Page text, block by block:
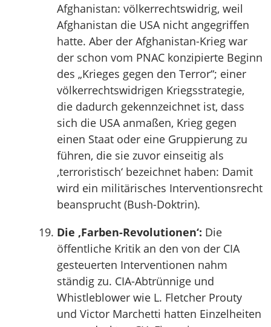
Afghanistan: völkerrechtswidrig, weil
Afghanistan die USA nicht angegriffen
hatte. Aber der Afghanistan-Krieg war
der schon vom PNAC konzipierte Beginn
des „Krieges gegen den Terror“; einer
völkerrechtswidrigen Kriegsstrategie,
die dadurch gekennzeichnet ist, dass
sich die USA anmaßen, Krieg gegen
einen Staat oder eine Gruppierung zu
führen, die sie zuvor einseitig als
‚terroristisch‘ bezeichnet haben: Damit
wird ein militärisches Interventionsrecht
beansprucht (Bush-Doktrin).
Die ‚Farben-Revolutionen‘: Die
öffentliche Kritik an den von der CIA
gesteuerten Interventionen nahm
ständig zu. CIA-Abtrünnige und
Whistleblower wie L. Fletcher Prouty
und Victor Marchetti hatten Einzelheiten